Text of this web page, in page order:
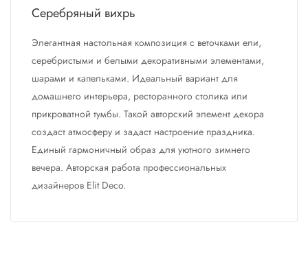
Серебряный вихрь
Элегантная настольная композиция с веточками ели,
серебристыми и белыми декоративными элементами,
шарами и капельками. Идеальный вариант для
домашнего интерьера, ресторанного столика или
прикроватной тумбы. Такой авторский элемент декора
создаст атмосферу и задаст настроение праздника.
Единый гармоничный образ для уютного зимнего
вечера. Авторская работа профессиональных
дизайнеров Elit Deco.